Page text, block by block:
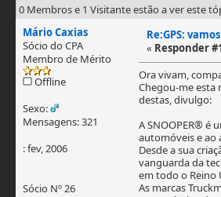
0 Membros e 1 Visitante estão a ver este
Mário Caxias
Sócio do CPA
Membro de Mérito
Offline
Sexo:
Mensagens: 321
: fev, 2006
Sócio Nº 26
Re:GPS:
« Responder
Ora vivam,
Chegou-me esta
destas, divulgo:
A SNOOPER® é
automóveis e ao
Desde a sua
vanguarda da
em todo o Reino
As marcas